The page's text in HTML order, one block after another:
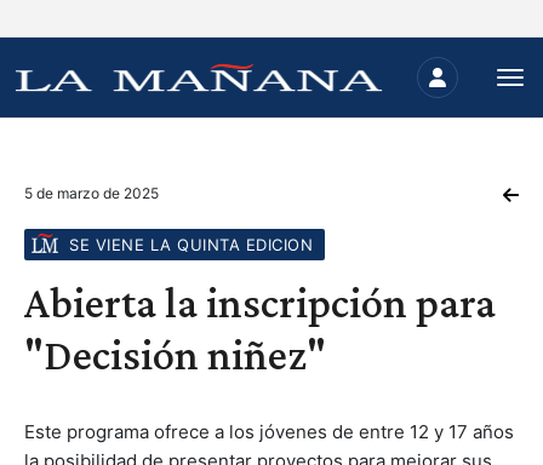
5 de marzo de 2025
SE VIENE LA QUINTA EDICION
Abierta la inscripción para
"Decisión niñez"
Este programa ofrece a los jóvenes de entre 12 y 17 años